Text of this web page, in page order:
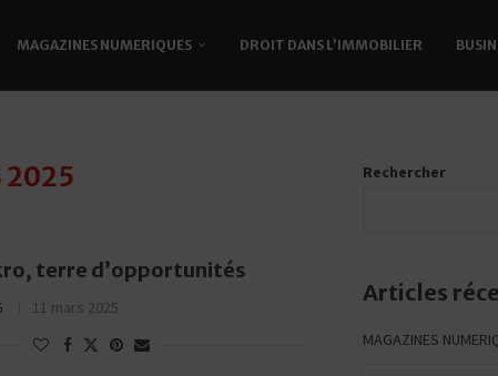
MAGAZINES NUMERIQUES DROIT DANS L’IMMOBILIER
2025
terre d’opportunités
11 mars 2025
Rechercher
Articles
MAGAZINES